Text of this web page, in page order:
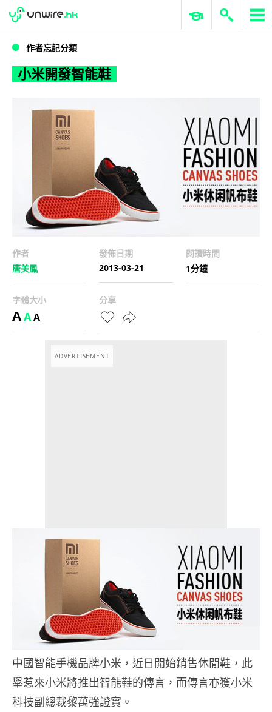
小米開發智能鞋
WWDC 2026 ERP 與商業 AI
作者忘記分類
小米開發智能鞋
作者
唐美鳳
發佈日期
2013-03-21
閱讀時間
1分鐘
字體大小
AAA
分享
ADVERTISEMENT
中國智能手機品牌小米，近日開始銷售休閒鞋，此
舉惹來小米將推出智能鞋的傳言，而傳言亦獲小米
科技副總裁黎萬強證實。